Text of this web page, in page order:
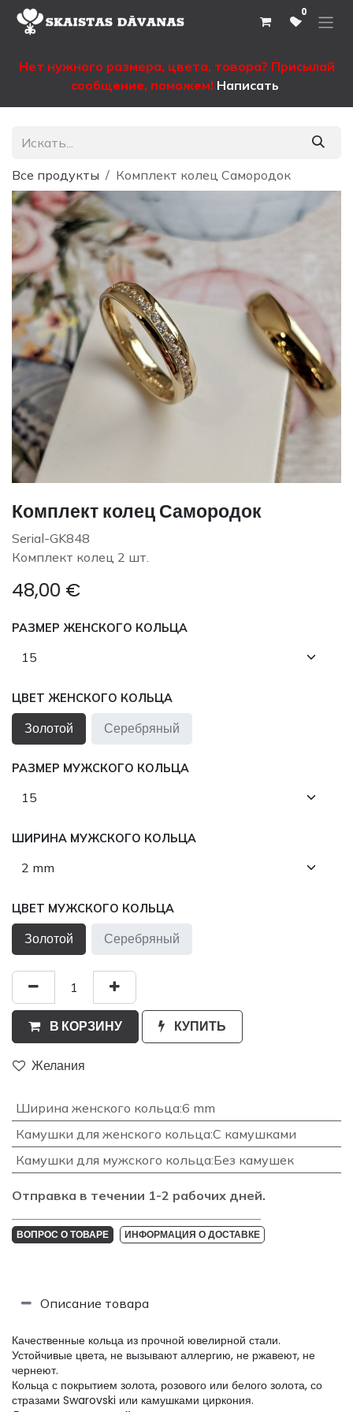
Перейти к содержимому 0
Нет нужного размера, цвета, товора? Присылай
сообщение, поможем! Написать
Все продукты Комплект колец Самородок
Комплект колец Самородок
Serial-GK848
Комплект колец 2 шт.
48,00 €
РАЗМЕР ЖЕНСКОГО КОЛЬЦА
ЦВЕТ ЖЕНСКОГО КОЛЬЦА
Золотой Серебряный
РАЗМЕР МУЖСКОГО КОЛЬЦА
ШИРИНА МУЖСКОГО КОЛЬЦА
ЦВЕТ МУЖСКОГО КОЛЬЦА
Золотой Серебряный
В КОРЗИНУ КУПИТЬ
Желания
Ширина женского кольца:6 mm
Камушки для женского кольца:С камушками
Камушки для мужского кольца:Без камушек
Отправка в течении 1-2 рабочих дней.
ВОПРОС О ТОВАРЕ ИНФОРМАЦИЯ О ДОСТАВКЕ
Описание товара
Качественные кольца из прочной ювелирной стали.
Устойчивые цвета, не вызывают аллергию, не ржавеют, не
чернеют.
Кольца с покрытием золота, розового или белого золота, со
стразами Swarovski или камушками циркония.